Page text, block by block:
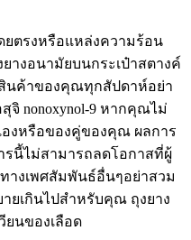
ยตรงหรือแหล่งความร้อน
างอนามัยบนกระเป๋าสตางค์
นค้าของคุณทุกสัปดาห์อย่า
จิ nonoxynol-9 หากคุณไม่
องหรือของคู่ของคุณ ผลการ
รนี้ไม่สามารถลดโอกาสที่ผู้
างเพศสัมพันธ์อื่นๆอย่าสวม
ยเกินไปสำหรับคุณ ถุงยาง
ยนของเลือด